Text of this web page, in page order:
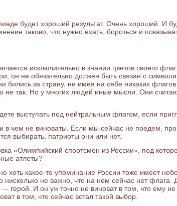
будет хороший результат. Очень хороший. И
таково, что нужно ехать, бороться и
исключительно в знании цветов своего
он не обязательно должен быть связан с
бились за страну, не имея на себе никаких
не так. Но у многих людей иные мысли. Они
выступать под нейтральным флагом, если
чем не виноваты. Если мы сейчас не поедем,
выбирать, патриоты они или нет.
«Олимпийский спортсмен из России», под
атлеты?
хоть какое-то упоминание России тоже имеет
не важно, что на нем сейчас нет флага.
герой. И он уж точно не виноват в том, что ему не
в том, что сейчас встал такой выбор.